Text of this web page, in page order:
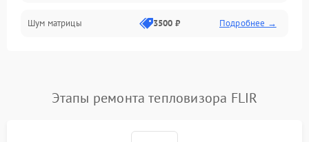
Проблемы питания
Сбои коммуникаций и интерфейсов
Шум матрицы 3500 ₽ Подробнее →
Этапы ремонта тепловизора FLIR